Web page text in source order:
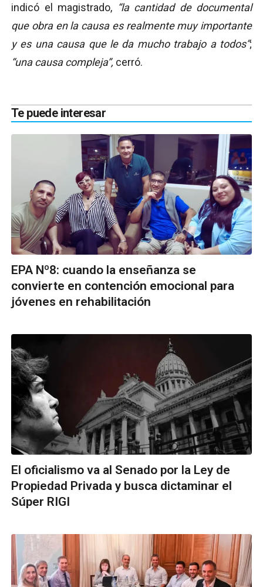
indicó el magistrado, “la cantidad de documental
que obra en la causa es realmente muy importante
y es una causa que le da mucho trabajo a todos”;
“una causa compleja”, cerró.
Te puede interesar
EPA Nº8: cuando la enseñanza se
convierte en contención emocional para
jóvenes en rehabilitación
El oficialismo va al Senado por la Ley de
Propiedad Privada y busca dictaminar el
Súper RIGI